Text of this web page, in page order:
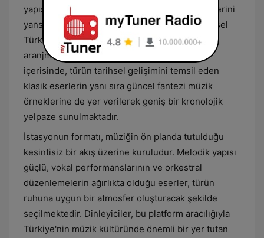
yapısı, bu müzik türlerinin karakteristik özelliklerini
yansıtan, yoğun duygusal temalara ve geleneksel
Türk müziği enstrümanlarının baskın olduğu
aranjmanlara odaklanmaktadır. Yayın akışı
içerisinde, türün tarihsel gelişimini temsil eden
klasik eserlerin yanı sıra güncel fantezi müzik
örneklerine de yer verilerek geniş bir kronolojik
yelpaze sunulmaktadır.
İstasyonun formatı, müziğin ön planda tutulduğu
kesintisiz bir akış üzerine kuruludur. Melodik yapısı
güçlü, vokal performanslarının ve orkestral
düzenlemelerin ağırlıkta olduğu eserler, türün
ruhuna uygun bir atmosfer oluşturacak şekilde
seçilmektedir. Dinleyiciler, bu platform aracılığıyla
Türkiye'nin müzik kültüründe önemli bir yer tutan